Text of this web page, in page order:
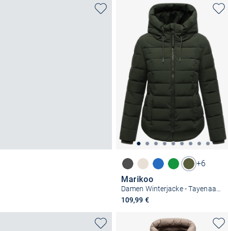
+6
Marikoo
109,99 €